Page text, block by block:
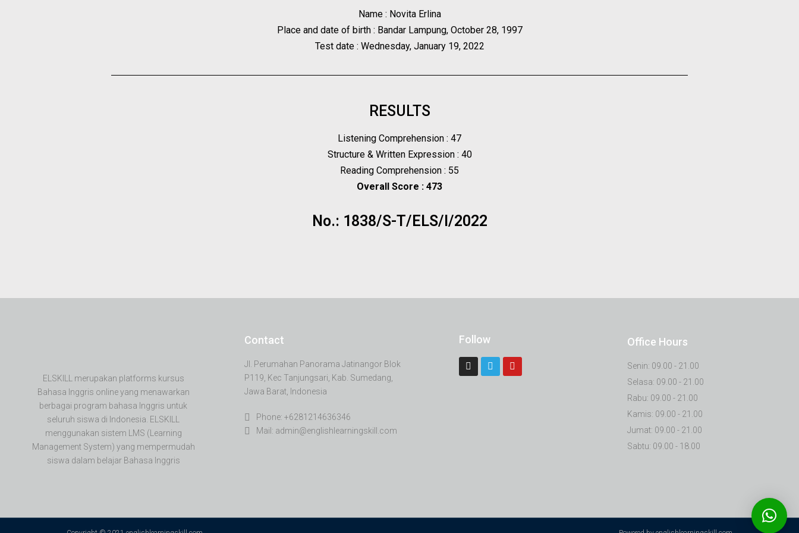
Name : Novita Erlina
Place and date of birth : Bandar Lampung, October 28, 1997
Test date : Wednesday, January 19, 2022
RESULTS
Listening Comprehension : 47
Structure & Written Expression : 40
Reading Comprehension : 55
Overall Score : 473
No.: 1838/S-T/ELS/I/2022
ELSKILL merupakan platforms kursus
Bahasa Inggris online yang menawarkan
berbagai program bahasa Inggris untuk
seluruh siswa di Indonesia. ELSKILL
menggunakan sistem LMS (Learning
Management System) yang mempermudah
siswa dalam belajar Bahasa Inggris
Contact
Jl. Perumahan Panorama Jatinangor Blok
P119, Kec Tanjungsari, Kab. Sumedang,
Jawa Barat, Indonesia
Phone: +6281214636346
Mail: admin@englishlearningskill.com
Follow Office Hours
Senin: 09.00 - 21.00
Selasa: 09.00 - 21.00
Rabu: 09.00 - 21.00
Kamis: 09.00 - 21.00
Jumat: 09.00 - 21.00
Sabtu: 09.00 - 18.00